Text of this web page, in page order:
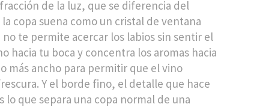
de la luz, que se diferencia del
copa suena como un cristal de ventana
te permite acercar los labios sin sentir el
hacia tu boca y concentra los aromas hacia
más ancho para permitir que el vino
Y el borde fino, el detalle que hace
lo que separa una copa normal de una